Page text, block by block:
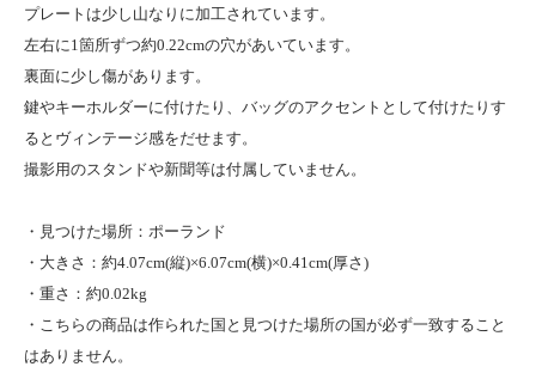
プレートは少し山なりに加工されています。
左右に1箇所ずつ約0.22cmの穴があいています。
裏面に少し傷があります。
鍵やキーホルダーに付けたり、バッグのアクセントとして付けたりす
るとヴィンテージ感をだせます。
撮影用のスタンドや新聞等は付属していません。
・見つけた場所：ポーランド
・大きさ：約4.07cm(縦)×6.07cm(横)×0.41cm(厚さ)
・重さ：約0.02kg
・こちらの商品は作られた国と見つけた場所の国が必ず一致すること
はありません。